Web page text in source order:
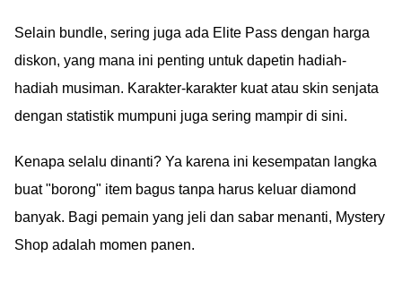
Selain bundle, sering juga ada Elite Pass dengan harga
diskon, yang mana ini penting untuk dapetin hadiah-
hadiah musiman. Karakter-karakter kuat atau skin senjata
dengan statistik mumpuni juga sering mampir di sini.
Kenapa selalu dinanti? Ya karena ini kesempatan langka
buat "borong" item bagus tanpa harus keluar diamond
banyak. Bagi pemain yang jeli dan sabar menanti, Mystery
Shop adalah momen panen.